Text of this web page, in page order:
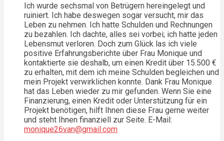
Ich wurde sechsmal von Betrügern hereingelegt und
ruiniert. Ich habe deswegen sogar versucht, mir das
Leben zu nehmen. Ich hatte Schulden und Rechnungen
zu bezahlen. Ich dachte, alles sei vorbei; ich hatte jeden
Lebensmut verloren. Doch zum Glück las ich viele
positive Erfahrungsberichte über Frau Monique und
kontaktierte sie deshalb, um einen Kredit über 15.500 €
zu erhalten, mit dem ich meine Schulden begleichen und
mein Projekt verwirklichen konnte. Dank Frau Monique
hat das Leben wieder zu mir gefunden. Wenn Sie eine
Finanzierung, einen Kredit oder Unterstützung für ein
Projekt benötigen, hilft Ihnen diese Frau gerne weiter
und steht Ihnen finanziell zur Seite. E-Mail:
monique26van@gmail.com